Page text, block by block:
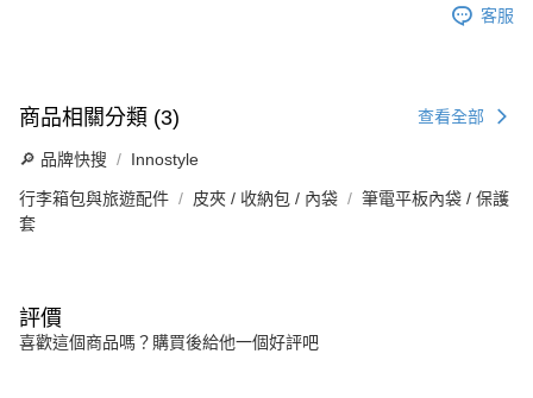
客服
商品相關分類 (3) 查看全部
🔎 品牌快搜 Innostyle
行李箱包與旅遊配件 皮夾 / 收納包 / 內袋
筆電平板內袋 / 保護
套
評價
喜歡這個商品嗎？購買後給他一個好評吧